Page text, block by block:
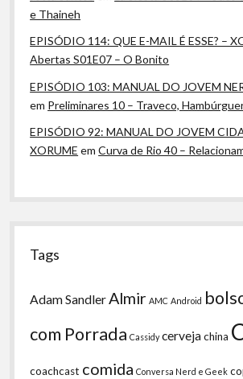
e Thaineh
EPISÓDIO 114: QUE E-MAIL É ESSE? –
Abertas S01E07 – O Bonito
EPISÓDIO 103: MANUAL DO JOVEM
em Preliminares 10 – Traveco,
EPISÓDIO 92: MANUAL DO JOVEM
XORUME emCurva de Rio 40 –
Tags
Adam Sandler Almir AMC Android
com Porrada Cassidy cervejachina
coachcast comida Conversa Nerd e Geek